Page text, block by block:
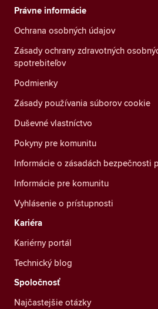
Právne informácie
Ochrana osobných údajov
Zásady ochrany zdravotných
spotrebiteľov
Podmienky
Zásady používania súborov cookie
Duševné vlastníctvo
Pokyny pre komunitu
Informácie o zásadách bezpečnosti
Informácie pre komunitu
Vyhlásenie o prístupnosti
Kariéra
Kariérny portál
Technický blog
Spoločnosť
Najčastejšie otázky